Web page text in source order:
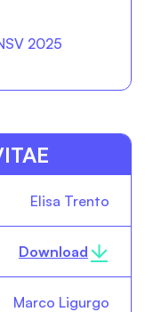
2025
Elisa Trento
Download
Marco Ligurgo